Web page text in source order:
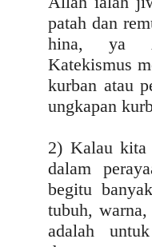
patah dan
hina, ya
Katekismus
kurban atau
ungkapan
2) Kalau kita
dalam
begitu
tubuh,
adalah